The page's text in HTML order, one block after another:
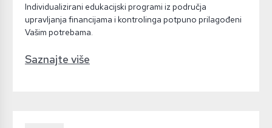
Individualizirani edukacijski programi iz područja
upravljanja financijama i kontrolinga potpuno prilagođeni
Vašim potrebama.
Saznajte više